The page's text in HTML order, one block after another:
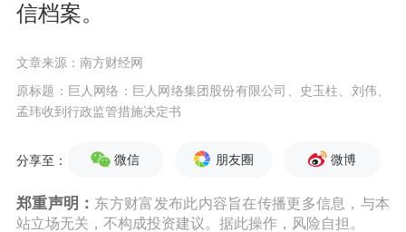
信档案。
文章来源：南方财经网
原标题：巨人网络：巨人网络集团股份有限公司、史玉柱、刘伟、
孟玮收到行政监管措施决定书
分享至： 微信 朋友圈 微博
郑重声明： 东方财富发布此内容旨在传播更多信息，与本
站立场无关，不构成投资建议。据此操作，风险自担。